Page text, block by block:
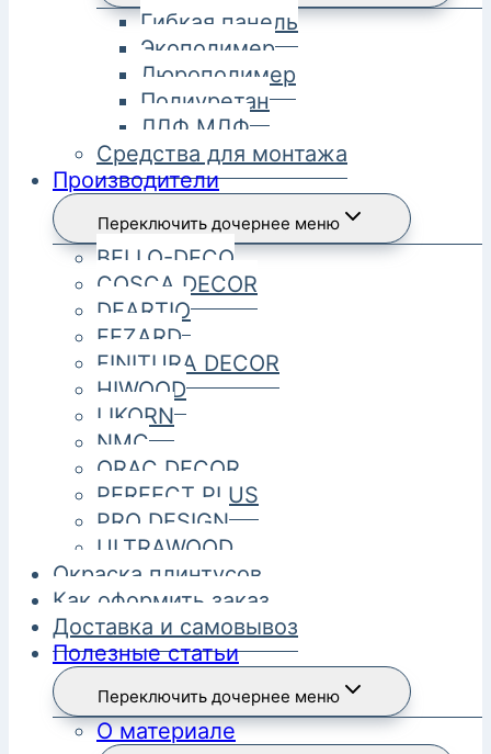
Гибкая панель
Экополимер
Дюрополимер
Полиуретан
ЛДФ МДФ
Средства для монтажа
Производители
Переключить дочернее меню
BELLO-DECO
COSCA DECOR
DEARTIO
FEZARD
FINITURA DECOR
HIWOOD
LIKORN
NMC
ORAC DECOR
PERFECT PLUS
PRO DESIGN
ULTRAWOOD
Окраска плинтусов
Как оформить заказ
Доставка и самовывоз
Полезные статьи
Переключить дочернее меню
О материале